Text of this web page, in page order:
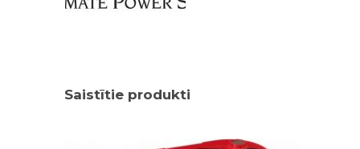
Saistītie produkti